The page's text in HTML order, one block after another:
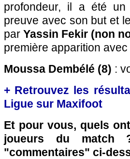
profondeur, il a été un
preuve avec son but et
parYassin Fekir (non
première apparition
Moussa Dembélé (8) :
+ Retrouvez les
Ligue sur Maxifoot
Et pour vous, quels
joueurs du match
"commentaires" ci-